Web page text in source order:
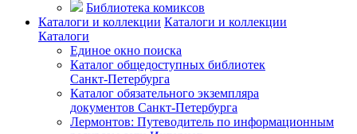
Библиотека комиксов
Каталоги и коллекции Каталоги и коллекции
Каталоги
Единое окно поиска
Каталог общедоступных библиотек
Санкт-Петербурга
Каталог обязательного экземпляра
документов Санкт-Петербурга
Лермонтов: Путеводитель по информационным